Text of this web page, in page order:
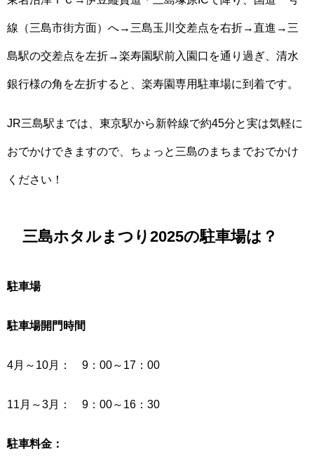
線（三島市街方面）へ→三島玉川交差点を右折→直進→三
島駅の交差点を左折→楽寿園駅前入園口を通り過ぎ、清水
銀行様の角を左折すると、楽寿園専用駐車場に到着です。
JR三島駅までは、東京駅から新幹線で約45分と実は気軽に
おでかけできますので、ちょっと三島のまちまでおでかけ
ください！
三島ホタルまつり 2025の駐車場は？
駐車場
駐車場開門時間
4月～10月： 9：00～17：00
11月～3月： 9：00～16：30
駐車料金：